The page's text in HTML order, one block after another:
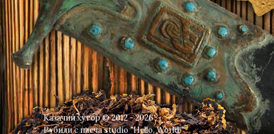
Казачий хутор © 2012 - 2026
Рубили с плечаstudio "Hello, World!"